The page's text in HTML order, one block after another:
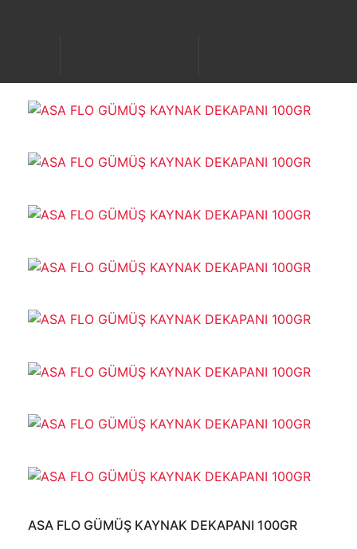
ASA FLO GÜMÜŞ KAYNAK DEKAPANI 100GR